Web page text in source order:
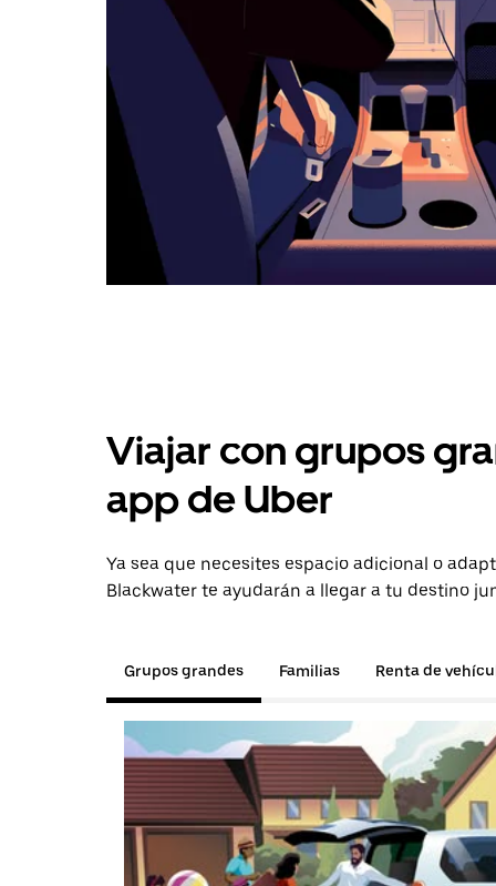
Viajar con grupos
app de Uber
Ya sea que necesites espacio adicional o
Blackwater te ayudarán a llegar a tu destino
Grupos grandes Familias Renta de